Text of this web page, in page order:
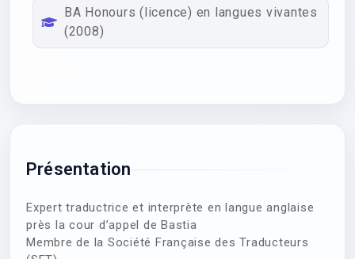
BA Honours (licence) en langues vivantes
(2008)
Présentation
Expert traductrice et interprète en langue anglaise
près la cour d’appel de Bastia
Membre de la Société Française des Traducteurs